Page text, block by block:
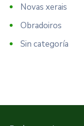
Novas xerais
Obradoiros
Sin categoría